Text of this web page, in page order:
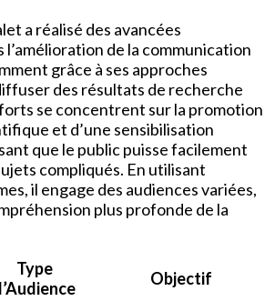
a réalisé des avancées
de la communication
grâce à ses approches
des résultats de recherche
se concentrent sur la promotion
et d’une sensibilisation
que le public puisse facilement
compliqués. En utilisant
il engage des audiences variées,
plus profonde de la
Type
Objectif